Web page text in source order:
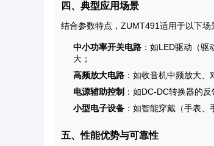
四、典型应用场景
结合参数特点，ZUMT491适用于以下场
中小功率开关电路 ：如LED驱动（
大；
高频放大电路 ：如收音机中频放大
电源辅助控制 ：如DC-DC转换器的
小型电子设备 ：如智能穿戴（手表
五、性能优势与可靠性